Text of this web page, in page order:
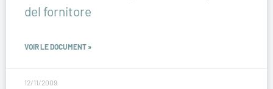
del fornitore
VOIR LE DOCUMENT »
12/11/2009